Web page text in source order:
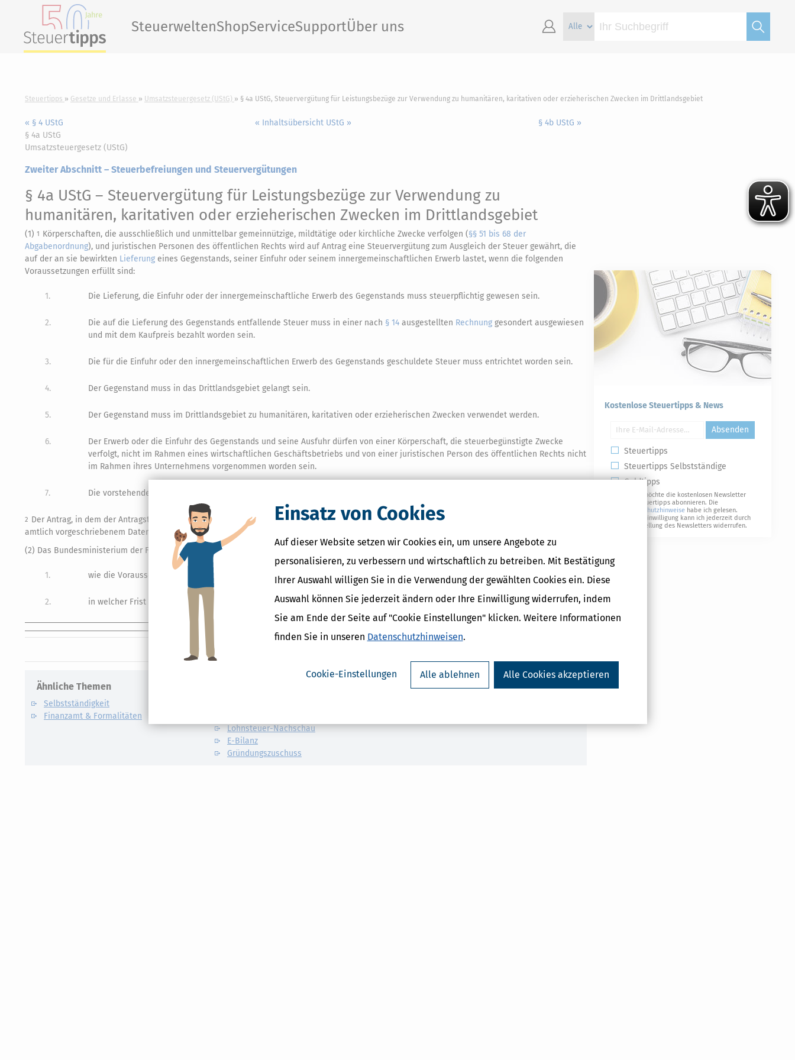
Einsatz von Cookies
Auf dieser Website setzen wir Cookies ein, um unsere Angebote zu
personalisieren, zu verbessern und wirtschaftlich zu betreiben. Mit Bestätigung
Ihrer Auswahl willigen Sie in die Verwendung der gewählten Cookies ein. Diese
Auswahl können Sie jederzeit ändern oder Ihre Einwilligung widerrufen, indem
Sie am Ende der Seite auf "Cookie Einstellungen" klicken. Weitere Informationen
finden Sie in unseren Datenschutzhinweisen.
Cookie-Einstellungen Alle ablehnen Alle Cookies akzeptieren
SteuerweltenShopServiceSupportÜber uns
Steuertipps Gesetze und Erlasse Umsatzsteuergesetz (UStG) § 4a UStG, Steuervergütung für Leistungsbezüge zur Verwendung zu humanitären, karitativen oder erzieherischen Zwecken im Drittlandsgebiet
« § 4 UStG « Inhaltsübersicht UStG »
§ 4b UStG »
§ 4a UStG
Umsatzsteuergesetz (UStG)
Zweiter Abschnitt – Steuerbefreiungen und Steuervergütungen
§ 4a UStG – Steuervergütung für Leistungsbezüge zur Verwendung zu
humanitären, karitativen oder erzieherischen Zwecken im Drittlandsgebiet
(1) 1 Körperschaften, die ausschließlich und unmittelbar gemeinnützige, mildtätige oder kirchliche Zwecke verfolgen (§§ 51 bis 68 der
Abgabenordnung), und juristischen Personen des öffentlichen Rechts wird auf Antrag eine Steuervergütung zum Ausgleich der Steuer gewährt, die
auf der an sie bewirkten Lieferung eines Gegenstands, seiner Einfuhr oder seinem innergemeinschaftlichen Erwerb lastet, wenn die folgenden
Voraussetzungen erfüllt sind:
1. Die Lieferung, die Einfuhr oder der innergemeinschaftliche Erwerb des Gegenstands muss steuerpflichtig gewesen sein.
2. Die auf die Lieferung des Gegenstands entfallende Steuer muss in einer nach § 14ausgestellten Rechnunggesondert ausgewiesen
und mit dem Kaufpreis bezahlt worden sein.
3. Die für die Einfuhr oder den innergemeinschaftlichen Erwerb des Gegenstands geschuldete Steuer muss entrichtet worden sein.
4. Der Gegenstand muss in das Drittlandsgebiet gelangt sein.
5. Der Gegenstand muss im Drittlandsgebiet zu humanitären, karitativen oder erzieherischen Zwecken verwendet werden.
6.
Der Erwerb oder die Einfuhr des Gegenstands und seine Ausfuhr dürfen von einer Körperschaft, die steuerbegünstigte Zwecke
verfolgt, nicht im Rahmen eines wirtschaftlichen Geschäftsbetriebs und von einer juristischen Person des öffentlichen Rechts nicht
im Rahmen ihres Unternehmens vorgenommen worden sein.
7. Die vorstehenden Voraussetzungen müssen nachgewiesen sein.
2 Der Antrag, in dem der Antragsteller die zu gewährende Vergütung selbst zu berechnen hat, ist nach amtlich vorgeschriebenem Vordruck oder
amtlich vorgeschriebenem Datensatz durch Datenfernübertragung zu stellen.
(2) Das Bundesministerium der Finanzen kann mit Zustimmung des Bundesrates durch Rechtsverordnung näher bestimmen,
1. wie die Voraussetzungen für den Vergütungsanspruch nach Absatz 1 Satz 1 nachzuweisen sind und
2. in welcher Frist die Vergütung zu beantragen ist.
Ähnliche Themen
Selbstständigkeit
Finanzamt & Formalitäten
Lohnsteuer-Nachschau
E-Bilanz
Gründungszuschuss
Kostenlose Steuertipps & News
Absenden
Steuertipps
Steuertipps Selbstständige
Geldtipps
Ja, ich möchte die kostenlosen Newsletter
von Steuertipps abonnieren. Die
Datenschutzhinweise habe ich gelesen.
Meine Einwilligung kann ich jederzeit durch
Abbestellung des Newsletters widerrufen.